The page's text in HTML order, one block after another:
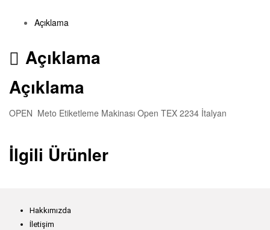
Açıklama
Açıklama
Açıklama
OPEN Meto Etiketleme Makinası Open TEX 2234 İtalyan
İlgili Ürünler
Hakkımızda
İletişim